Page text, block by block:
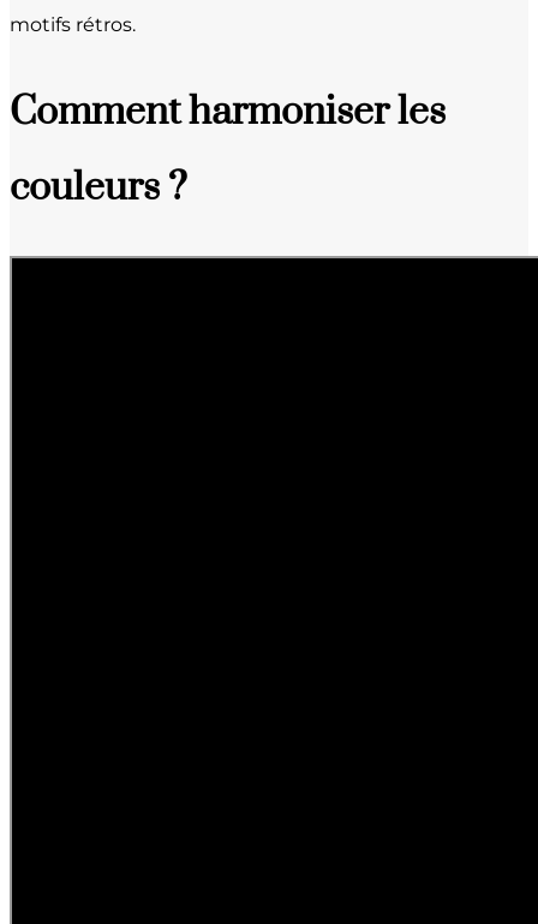
motifs rétros.
Comment harmoniser les
couleurs ?